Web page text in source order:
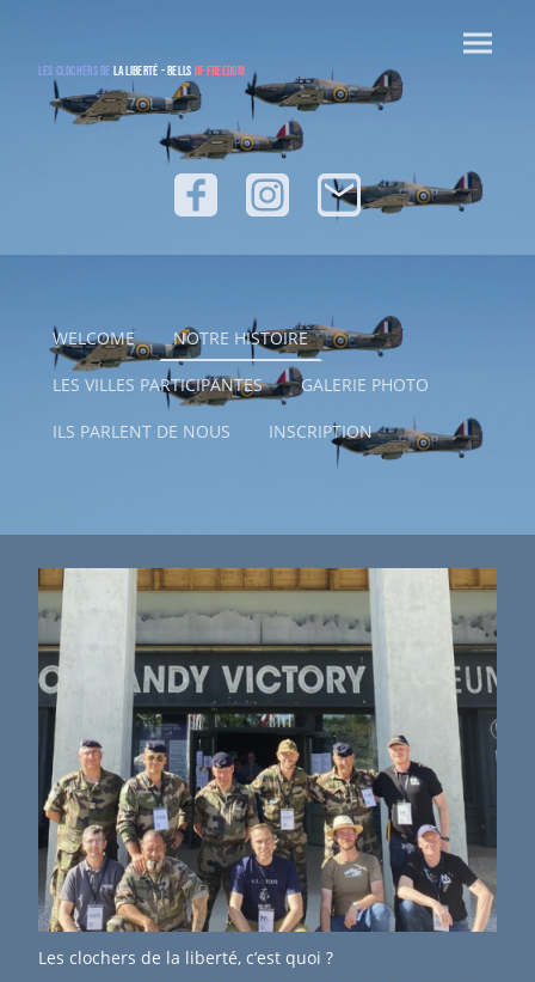
Les Clochers de la Liberté - bells of freedom
WELCOME NOTRE HISTOIRE
LES VILLES PARTICIPANTES GALERIE PHOTO
ILS PARLENT DE NOUS INSCRIPTION
Les clochers de la liberté, c’est quoi ?